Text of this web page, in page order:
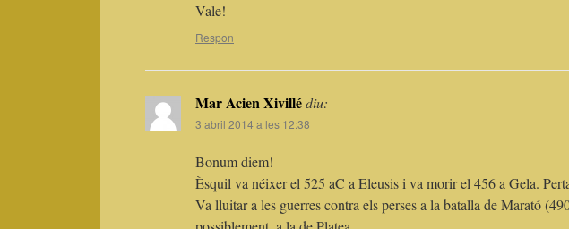
Vale!
Respon
Mar Acien Xivillédiu:
3 abril 2014 a les 12:38
Bonum diem!
Èsquil va néixer el 525 aC a Eleusis i va morir el 456 a Gela.
Va lluitar a les guerres contra els perses a la batalla de Marató